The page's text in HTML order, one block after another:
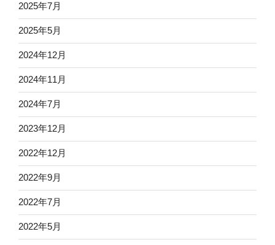
2025年7月
2025年5月
2024年12月
2024年11月
2024年7月
2023年12月
2022年12月
2022年9月
2022年7月
2022年5月